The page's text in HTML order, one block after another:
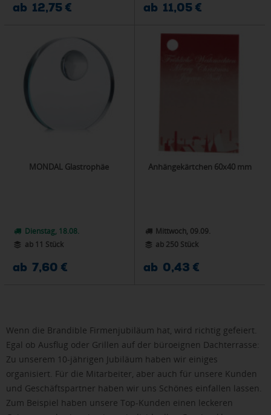
ab 12,75 € ab 11,05 €
MONDAL Glastrophäe
Dienstag, 18.08.
ab 11 Stück
ab 7,60 €
Anhängekärtchen 60x40 mm
Mittwoch, 09.09.
ab 250 Stück
ab 0,43 €
Wenn die Brandible Firmenjubiläum hat, wird richtig gefeiert.
Egal ob Ausflug oder Grillen auf der büroeignen Dachterrasse:
Zu unserem 10-jährigen Jubiläum haben wir einiges
organisiert. Für die Mitarbeiter, aber auch für unsere Kunden
und Geschäftspartner haben wir uns Schönes einfallen lassen.
Zum Beispiel haben unsere Top-Kunden einen leckeren